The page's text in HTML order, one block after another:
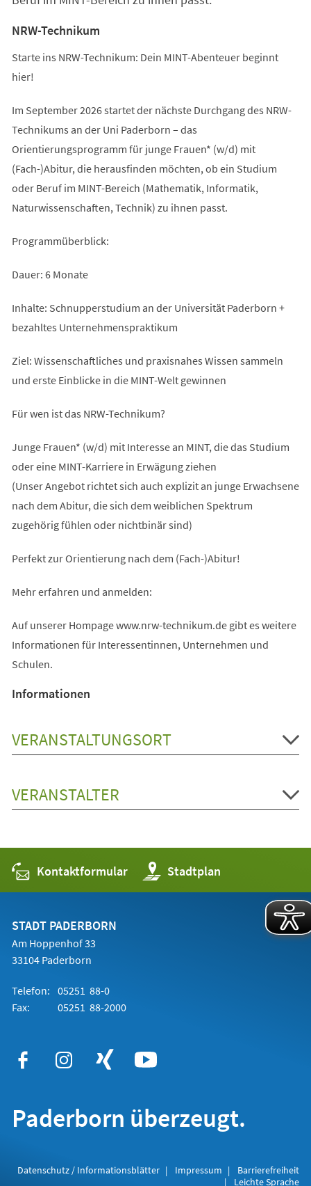
NRW-Technikum
Starte ins NRW-Technikum: Dein MINT-Abenteuer beginnt
hier!
Im September 2026 startet der nächste Durchgang des NRW-
Technikums an der Uni Paderborn – das
Orientierungsprogramm für junge Frauen* (w/d) mit
(Fach-)Abitur, die herausfinden möchten, ob ein Studium
oder Beruf im MINT-Bereich (Mathematik, Informatik,
Naturwissenschaften, Technik) zu ihnen passt.
Programmüberblick:
Dauer: 6 Monate
Inhalte: Schnupperstudium an der Universität Paderborn +
bezahltes Unternehmenspraktikum
Ziel: Wissenschaftliches und praxisnahes Wissen sammeln
und erste Einblicke in die MINT-Welt gewinnen
Für wen ist das NRW-Technikum?
Junge Frauen* (w/d) mit Interesse an MINT, die das Studium
oder eine MINT-Karriere in Erwägung ziehen
(Unser Angebot richtet sich auch explizit an junge Erwachsene
nach dem Abitur, die sich dem weiblichen Spektrum
zugehörig fühlen oder nichtbinär sind)
Perfekt zur Orientierung nach dem (Fach-)Abitur!
Mehr erfahren und anmelden:
Auf unserer Hompage www.nrw-technikum.de gibt es weitere
Informationen für Interessentinnen, Unternehmen und
Schulen.
Informationen
VERANSTALTUNGSORT
VERANSTALTER
Kontaktformular Stadtplan
(Öffnet
in
einem
STADT PADERBORN
Am Hoppenhof 33
33104 Paderborn
Telefon: 05251 88-0
Fax:
05251 88-2000
Paderborn überzeugt.
Datenschutz / Informationsblätter Impressum
Barrierefreiheit
Leichte Sprache